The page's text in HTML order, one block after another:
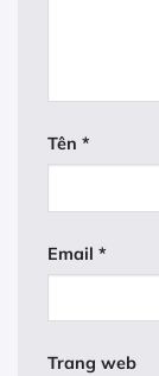
Tên *
Email *
Trang web